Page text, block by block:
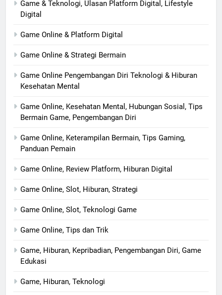
Game & Teknologi, Ulasan Platform Digital, Lifestyle
Digital
Game Online & Platform Digital
Game Online & Strategi Bermain
Game Online Pengembangan Diri Teknologi & Hiburan
Kesehatan Mental
Game Online, Kesehatan Mental, Hubungan Sosial, Tips
Bermain Game, Pengembangan Diri
Game Online, Keterampilan Bermain, Tips Gaming,
Panduan Pemain
Game Online, Review Platform, Hiburan Digital
Game Online, Slot, Hiburan, Strategi
Game Online, Slot, Teknologi Game
Game Online, Tips dan Trik
Game, Hiburan, Kepribadian, Pengembangan Diri, Game
Edukasi
Game, Hiburan, Teknologi